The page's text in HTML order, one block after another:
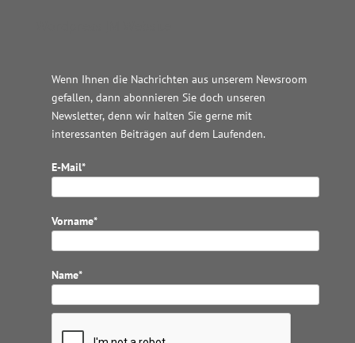
Wenn Ihnen die Nachrichten aus unserem Newsroom
gefallen, dann abonnieren Sie doch unseren
Newsletter, denn wir halten Sie gerne mit
interessanten Beiträgen auf dem Laufenden.
E-Mail*
Vorname*
Name*